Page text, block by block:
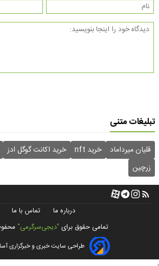
تبلیغات متنی
قلیان میرداماد خرید nft خرید اکانت گوگل ادز
زرچین
درباره ما
تماس با ما
تمامی حقوق برای "دیجی‌سرگرمی"
طراحی سایت خبری و خبرگزاری